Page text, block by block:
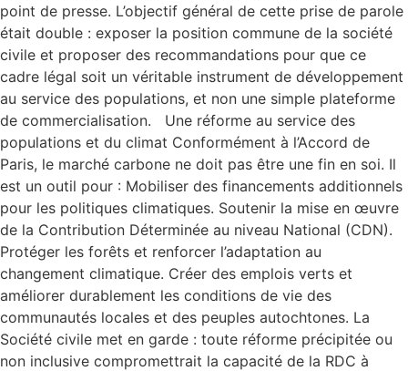
point de presse. L’objectif général de cette prise de parole
était double : exposer la position commune de la société
civile et proposer des recommandations pour que ce
cadre légal soit un véritable instrument de développement
au service des populations, et non une simple plateforme
de commercialisation. Une réforme au service des
populations et du climat Conformément à l’Accord de
Paris, le marché carbone ne doit pas être une fin en soi. Il
est un outil pour : Mobiliser des financements additionnels
pour les politiques climatiques. Soutenir la mise en œuvre
de la Contribution Déterminée au niveau National (CDN).
Protéger les forêts et renforcer l’adaptation au
changement climatique. Créer des emplois verts et
améliorer durablement les conditions de vie des
communautés locales et des peuples autochtones. La
Société civile met en garde : toute réforme précipitée ou
non inclusive compromettrait la capacité de la RDC à